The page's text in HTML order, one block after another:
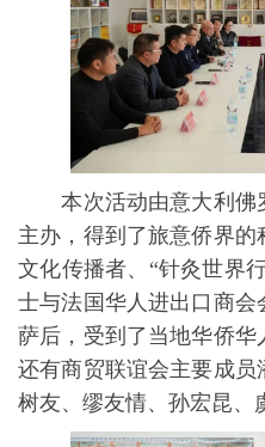
本次活动由意大利佛
主办，得到了旅意侨界
文化传播者、“针灸世界
士与法国华人进出口商
萨后，受到了当地华侨
还有商贸联谊会主要成员
树友、缪友情、孙宏昆、